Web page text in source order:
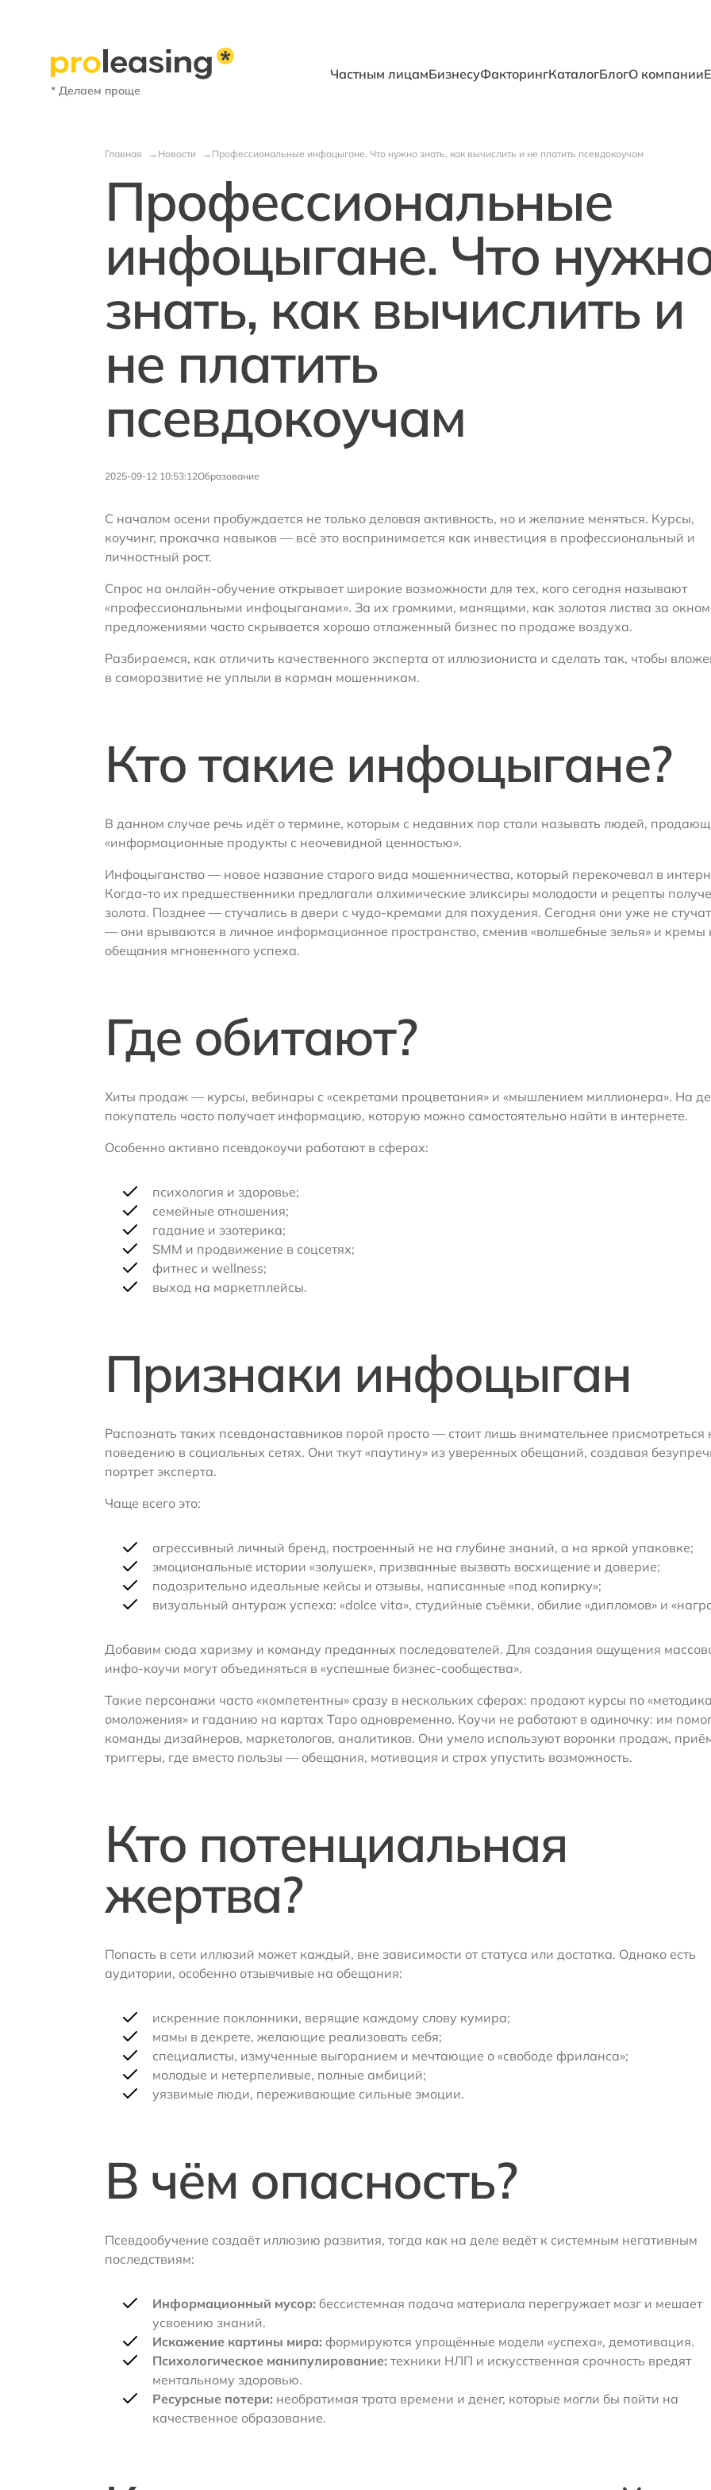
* Делаем проще
Частным лицамБизнесуФакторингКаталогБлогО компании
Главная Новости Профессиональные инфоцыгане. Что нужно знать, как вычислить и не платить псевдокоучам
Профессиональные
инфоцыгане. Что
знать, как вычислить и
не платить
псевдокоучам
2025-09-12 10:53:12Образование
С началом осени пробуждается не только деловая активность, но и желание меняться. Курсы,
коучинг, прокачка навыков — всё это воспринимается как инвестиция в профессиональный и
личностный рост.
Спрос на онлайн-обучение открывает широкие возможности для тех, кого сегодня называют
«профессиональными инфоцыганами». За их громкими, манящими, как золотая листва за
предложениями часто скрывается хорошо отлаженный бизнес по продаже воздуха.
Разбираемся, как отличить качественного эксперта от иллюзиониста и сделать так, чтобы
в саморазвитие не уплыли в карман мошенникам.
Кто такие инфоцыгане?
В данном случае речь идёт о термине, которым с недавних пор стали называть людей,
«информационные продукты с неочевидной ценностью».
Инфоцыганство — новое название старого вида мошенничества, который перекочевал в
Когда-то их предшественники предлагали алхимические эликсиры молодости и рецепты
золота. Позднее — стучались в двери с чудо-кремами для похудения. Сегодня они уже не
— они врываются в личное информационное пространство, сменив «волшебные зелья» и кремы
обещания мгновенного успеха.
Где обитают?
Хиты продаж — курсы, вебинары с «секретами процветания» и «мышлением миллионера». На
покупатель часто получает информацию, которую можно самостоятельно найти в интернете.
Особенно активно псевдокоучи работают в сферах:
психология и здоровье;
семейные отношения;
гадание и эзотерика;
SMM и продвижение в соцсетях;
фитнес и wellness;
выход на маркетплейсы.
Признаки инфоцыган
Распознать таких псевдонаставников порой просто — стоит лишь внимательнее присмотреться
поведению в социальных сетях. Они ткут «паутину» из уверенных обещаний, создавая
портрет эксперта.
Чаще всего это:
агрессивный личный бренд, построенный не на глубине знаний, а на яркой упаковке;
эмоциональные истории «золушек», призванные вызвать восхищение и доверие;
подозрительно идеальные кейсы и отзывы, написанные «под копирку»;
визуальный антураж успеха: «dolce vita», студийные съёмки, обилие «дипломов» и
Добавим сюда харизму и команду преданных последователей. Для создания ощущения
инфо-коучи могут объединяться в «успешные бизнес-сообщества».
Такие персонажи часто «компетентны» сразу в нескольких сферах: продают курсы по
омоложения» и гаданию на картах Таро одновременно. Коучи не работают в одиночку: им
команды дизайнеров, маркетологов, аналитиков. Они умело используют воронки продаж,
триггеры, где вместо пользы — обещания, мотивация и страх упустить возможность.
Кто потенциальная
жертва?
Попасть в сети иллюзий может каждый, вне зависимости от статуса или достатка. Однако есть
аудитории, особенно отзывчивые на обещания:
искренние поклонники, верящие каждому слову кумира;
мамы в декрете, желающие реализовать себя;
специалисты, измученные выгоранием и мечтающие о «свободе фриланса»;
молодые и нетерпеливые, полные амбиций;
уязвимые люди, переживающие сильные эмоции.
В чём опасность?
Псевдообучение создаёт иллюзию развития, тогда как на деле ведёт к системным негативным
последствиям:
Информационный мусор: бессистемная подача материала перегружает мозг и мешает
усвоению знаний.
Искажение картины мира: формируются упрощённые модели «успеха», демотивация.
Психологическое манипулирование: техники НЛП и искусственная срочность вредят
ментальному здоровью.
Ресурсные потери: необратимая трата времени и денег, которые могли бы пойти на
качественное образование.